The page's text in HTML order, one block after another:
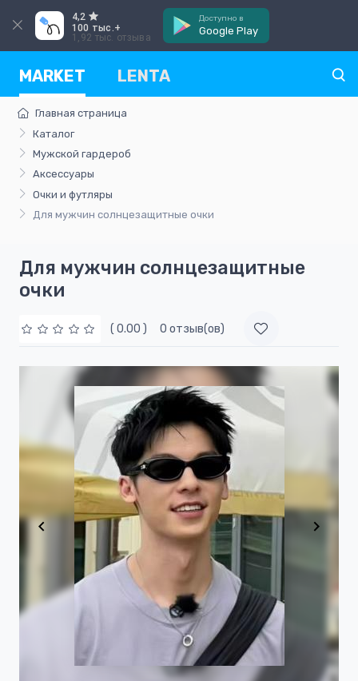
4,2
100 тыс.+
1,92 тыс. отзыва
Доступно в
Google Play
MARKET LENTA
Главная страница
Каталог
Мужской гардероб
Аксессуары
Очки и футляры
Для мужчин солнцезащитные очки
Для мужчин солнцезащитные
очки
( 0.00 ) 0 отзыв(ов)